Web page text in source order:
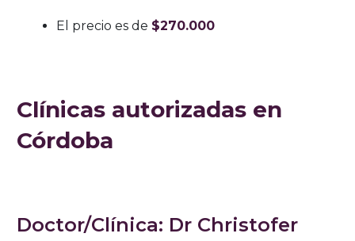
El precio es de $270.000
Clínicas autorizadas en
Córdoba
Doctor/Clínica: Dr Christofer